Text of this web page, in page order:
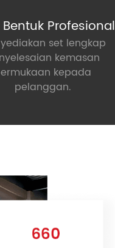
Bentuk Profesional
set lengkap
kemasan
kepada
pelanggan.